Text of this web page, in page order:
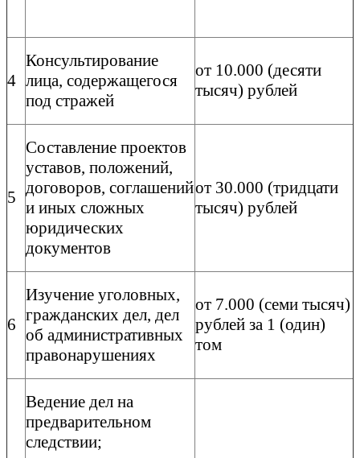
4
Консультирование
лица, содержащегося
под стражей
от 10.000 (десяти
тысяч) рублей
5
Составление проектов
уставов, положений,
договоров, соглашений
и иных сложных
юридических
документов
от 30.000 (тридцати
тысяч) рублей
6
Изучение уголовных,
гражданских дел, дел
об административных
правонарушениях
от 7.000 (семи тысяч)
рублей за 1 (один)
том
Ведение дел на
предварительном
следствии;